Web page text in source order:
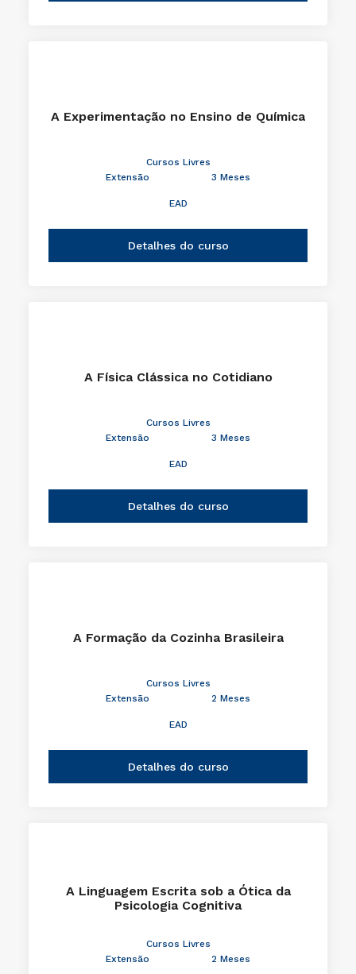
A Experimentação no Ensino de Química
Cursos Livres
Extensão
3 Meses
EAD
Detalhes do curso
A Física Clássica no Cotidiano
Cursos Livres
Extensão
3 Meses
EAD
Detalhes do curso
A Formação da Cozinha Brasileira
Cursos Livres
Extensão
2 Meses
EAD
Detalhes do curso
A Linguagem Escrita sob a Ótica da
Psicologia Cognitiva
Cursos Livres
Extensão
2 Meses